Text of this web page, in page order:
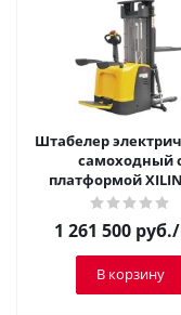
Штабелер
самоходный
платформой
3.0м CDDK20
1 261 500 руб.
В корзину